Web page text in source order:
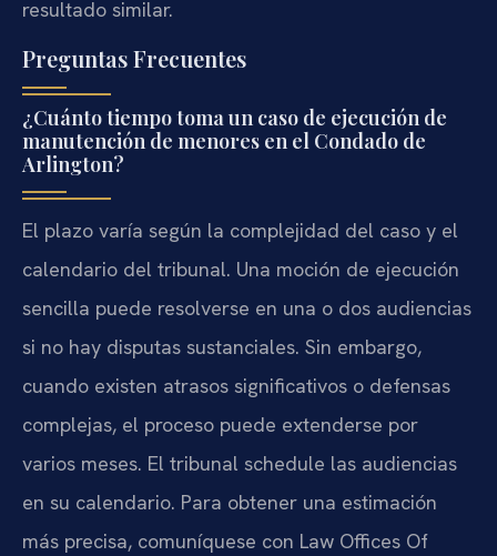
resultado similar.
Preguntas Frecuentes
¿Cuánto tiempo toma un caso de ejecución de
manutención de menores en el Condado de
Arlington?
El plazo varía según la complejidad del caso y el
calendario del tribunal. Una moción de ejecución
sencilla puede resolverse en una o dos audiencias
si no hay disputas sustanciales. Sin embargo,
cuando existen atrasos significativos o defensas
complejas, el proceso puede extenderse por
varios meses. El tribunal schedule las audiencias
en su calendario. Para obtener una estimación
más precisa, comuníquese con Law Offices Of